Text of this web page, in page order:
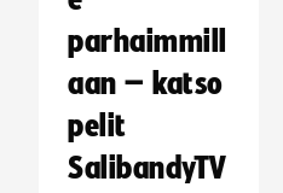
parhaimmill
aan – katso
pelit
SalibandyTV